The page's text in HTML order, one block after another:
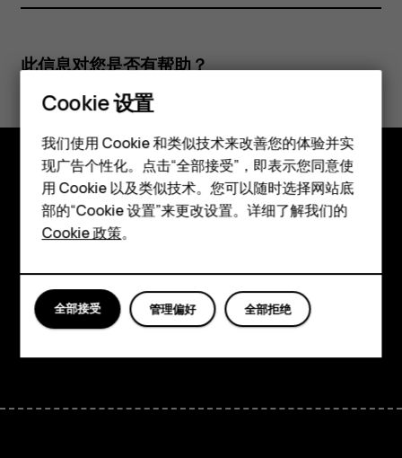
智能手机
经典手机
配件
平板电脑
此信息对您是否有帮助？
是 否
探索
关于
支持
Cookie 设置
我们使用 Cookie 和类似技术来改善您的体验并实
现广告个性化。点击“全部接受”，即表示您同意使
用 Cookie 以及类似技术。您可以随时选择网站底
部的“Cookie 设置”来更改设置。详细了解我们的
Cookie 政策。
全部拒绝
管理偏好
全部接受